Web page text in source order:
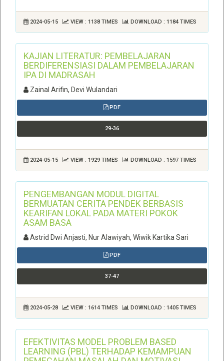
2024-05-15 VIEW : 1138 TIMES DOWNLOAD : 1184 TIMES
KAJIAN LITERATUR: PEMBELAJARAN
BERDIFERENSIASI DALAM PEMBELAJARAN
IPA DI MADRASAH
Zainal Arifin, Devi Wulandari
PDF
29-36
2024-05-15 VIEW : 1929 TIMES DOWNLOAD : 1597 TIMES
PENGEMBANGAN MODUL DIGITAL
BERMUATAN CERITA PENDEK BERBASIS
KEARIFAN LOKAL PADA MATERI POKOK
ASAM BASA
Astrid Dwi Anjasti, Nur Alawiyah, Wiwik Kartika Sari
PDF
37-47
2024-05-28 VIEW : 1614 TIMES DOWNLOAD : 1405 TIMES
EFEKTIVITAS MODEL PROBLEM BASED
LEARNING (PBL) TERHADAP KEMAMPUAN